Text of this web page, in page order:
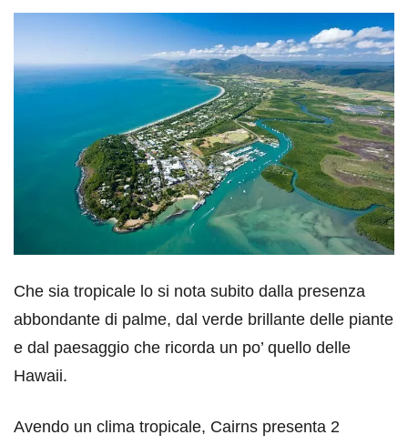
Che sia tropicale lo si nota subito dalla presenza
abbondante di palme, dal verde brillante delle piante
e dal paesaggio che ricorda un po’ quello delle
Hawaii.
Avendo un clima tropicale, Cairns presenta 2